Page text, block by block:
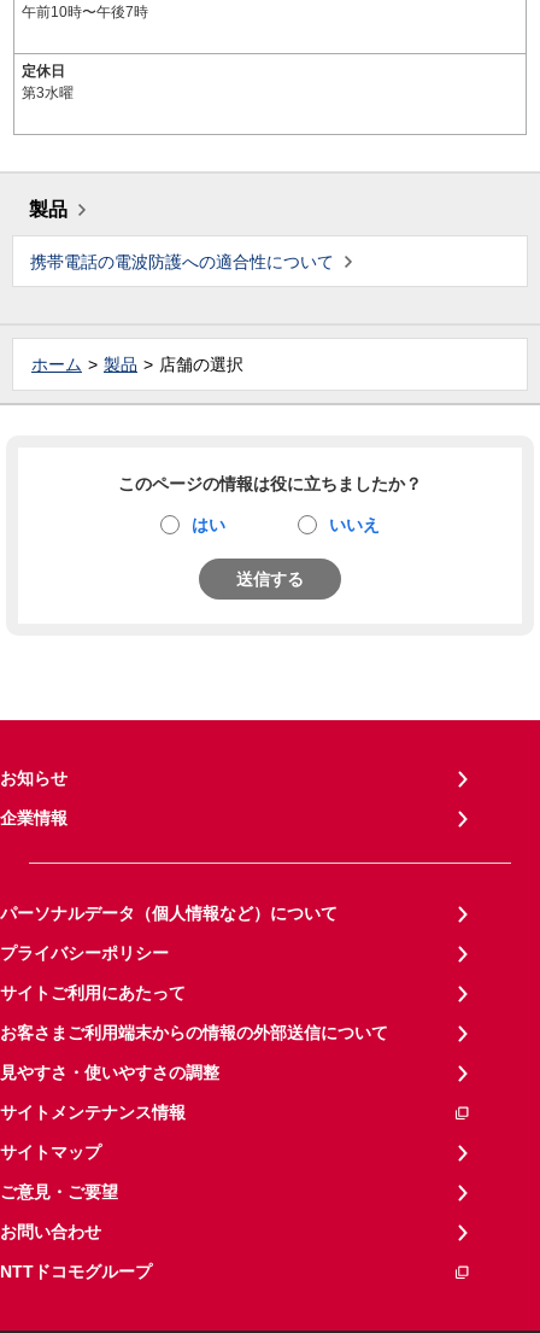
午前10時〜午後7時
定休日
第3水曜
製品
携帯電話の電波防護への適合性について
ホーム 製品 店舗の選択
このページの情報は役に立ちましたか？
はい いいえ
送信する
お知らせ
企業情報
パーソナルデータ（個人情報など）について
プライバシーポリシー
サイトご利用にあたって
お客さまご利用端末からの情報の外部送信について
見やすさ・使いやすさの調整
サイトメンテナンス情報
サイトマップ
ご意見・ご要望
お問い合わせ
NTTドコモグループ